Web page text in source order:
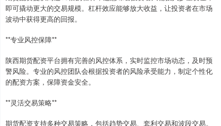
即可撬动更大的交易规模。杠杆效应能够放大收益，让投资者在市场
波动中获得更高的回报。
**专业风控保障**
陕西期货配资平台拥有完善的风控体系，实时监控市场动态，及时预
警风险。专业的风控团队会根据投资者的风险承受能力，制定个性化
的配资方案，保障资金安全。
**灵活交易策略**
期货配资支持多种交易策略，包括趋势交易、套利交易和波段交易。